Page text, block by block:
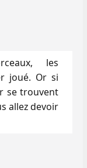
les
joué. Or si
se trouvent
allez devoir